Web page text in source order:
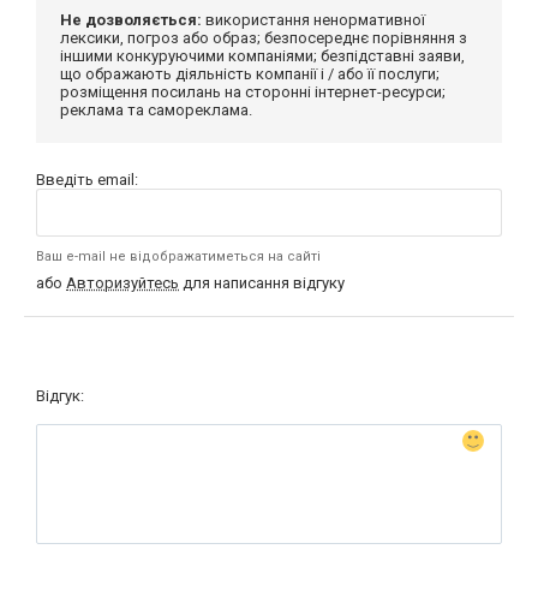
Не дозволяється: використання ненормативної
лексики, погроз або образ; безпосереднє порівняння з
іншими конкуруючими компаніями; безпідставні заяви,
що ображають діяльність компанії і / або її послуги;
розміщення посилань на сторонні інтернет-ресурси;
реклама та самореклама.
Введіть email:
Ваш e-mail не відображатиметься на сайті
або Авторизуйтесь для написання відгуку
Відгук: